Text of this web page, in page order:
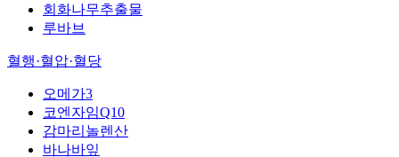
회화나무추출물
루바브
혈행·혈압·혈당
오메가3
코엔자임Q10
감마리놀렌산
바나바잎